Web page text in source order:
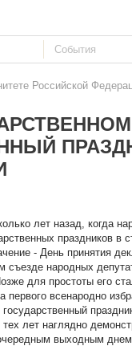
Российской
лет назад, когда
праздников в
- День принятия
съезде народных
для простоты его
всенародно
лет наглядно
выходным